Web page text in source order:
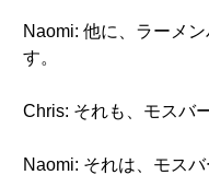
Naomi: 他に、ラーメ
す。
Chris: それも、モスバ
Naomi: それは、モスバ